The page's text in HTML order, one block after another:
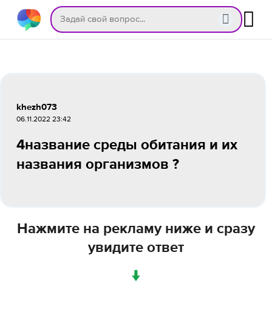
khezh073
06.11.2022 23:42
4название среды обитания и их
названия организмов ?
Нажмите на рекламу ниже и сразу
увидите ответ
↓